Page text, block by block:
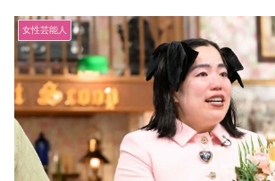
女性芸能人